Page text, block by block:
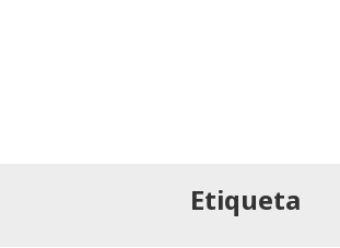
Etiqueta